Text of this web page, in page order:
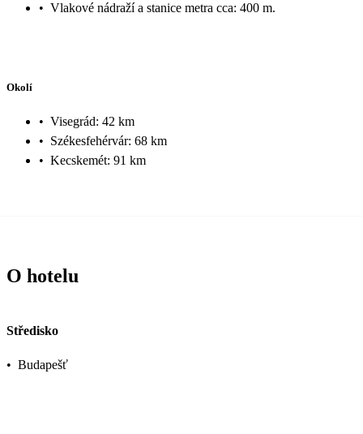
• Vlakové nádraží a stanice metra cca: 400 m.
Okolí
• Visegrád: 42 km
• Székesfehérvár: 68 km
• Kecskemét: 91 km
O hotelu
Středisko
• Budapešť